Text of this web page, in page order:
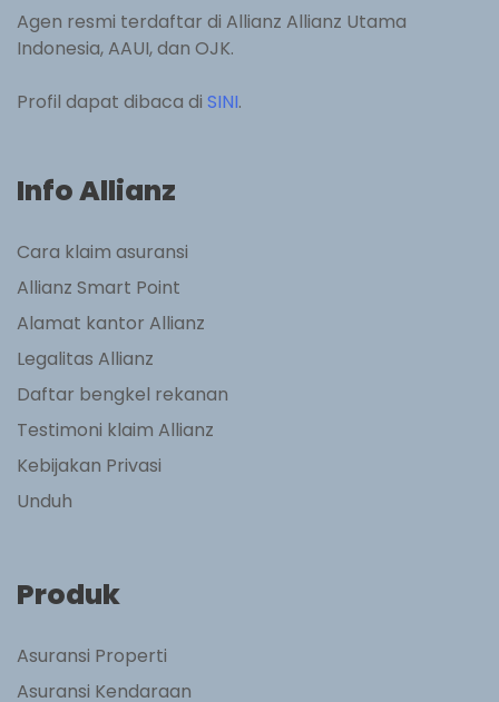
Agen resmi terdaftar di Allianz Allianz Utama
Indonesia, AAUI, dan OJK.
Profil dapat dibaca di SINI.
Info Allianz
Cara klaim asuransi
Allianz Smart Point
Alamat kantor Allianz
Legalitas Allianz
Daftar bengkel rekanan
Testimoni klaim Allianz
Kebijakan Privasi
Unduh
Produk
Asuransi Properti
Asuransi Kendaraan